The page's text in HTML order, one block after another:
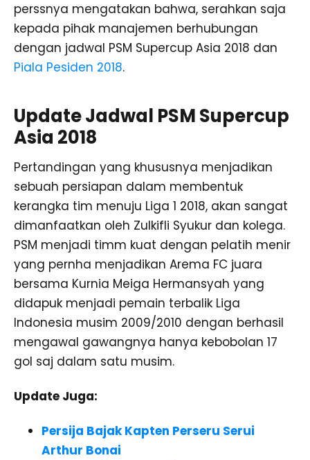
perssnya mengatakan bahwa, serahkan saja
kepada pihak manajemen berhubungan
dengan jadwal PSM Supercup Asia 2018 dan
Piala Pesiden 2018.
Update Jadwal PSM Supercup
Asia 2018
Pertandingan yang khususnya menjadikan
sebuah persiapan dalam membentuk
kerangka tim menuju Liga 1 2018, akan sangat
dimanfaatkan oleh Zulkifli Syukur dan kolega.
PSM menjadi timm kuat dengan pelatih menir
yang pernha menjadikan Arema FC juara
bersama Kurnia Meiga Hermansyah yang
didapuk menjadi pemain terbalik Liga
Indonesia musim 2009/2010 dengan berhasil
mengawal gawangnya hanya kebobolan 17
gol saj dalam satu musim.
Update Juga:
Persija Bajak Kapten Perseru Serui
Arthur Bonai